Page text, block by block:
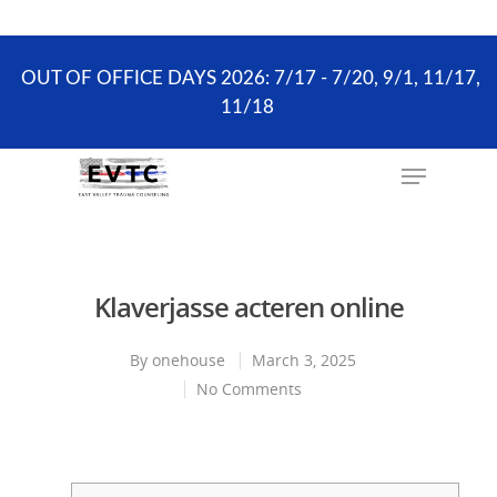
Hit enter to search or ESC to close
Wellness Visits can schedule online.
OUT OF OFFICE DAYS 2026: 7/17 - 7/20, 9/1, 11/17,
11/18
Klaverjasse acteren online
By onehouse
March 3, 2025
No Comments